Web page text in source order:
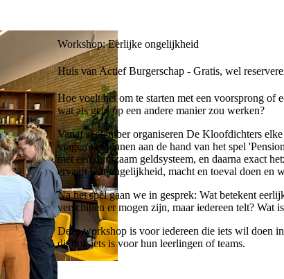
Workshop: Eerlijke ongelijkheid
Huis van Actief Burgerschap - Gratis, wel
Hoe voelt het om te starten met een voorsprong of
wat als geld op een andere manier zou werken?
Vanaf september organiseren De Kloofdichters
vragen verkennen aan de hand van het spel
met een duurzaam geldsysteem, en daarna exact
ervaart wat ongelijkheid, macht en toeval doen en
Na het spel gaan we in gesprek: Wat betekent
verschillen er mogen zijn, maar iedereen telt? Wat
Deze workshop is voor iedereen die iets wil doen
dit ook iets is voor hun leerlingen of teams.